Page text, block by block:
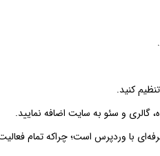
کنید.
گالری و سئو به سایت اضافه نمایید.
با وردپرس است؛ چراکه تمام